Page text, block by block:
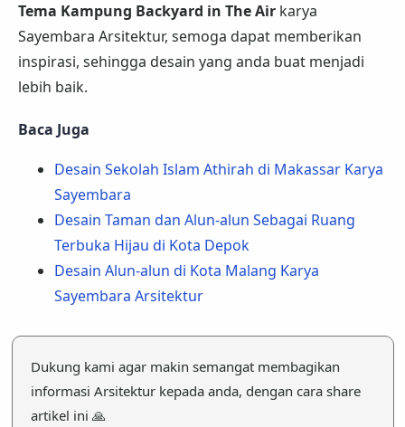
Tema Kampung Backyard in The Air karya
Sayembara Arsitektur, semoga dapat memberikan
inspirasi, sehingga desain yang anda buat menjadi
lebih baik.
Baca Juga
Desain Sekolah Islam Athirah di Makassar Karya
Sayembara
Desain Taman dan Alun-alun Sebagai Ruang
Terbuka Hijau di Kota Depok
Desain Alun-alun di Kota Malang Karya
Sayembara Arsitektur
Dukung kami agar makin semangat membagikan
informasi Arsitektur kepada anda, dengan cara share
artikel ini 🙏